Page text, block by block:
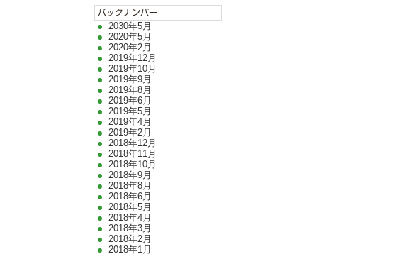
2030年5月
2020年5月
2020年2月
2019年12月
2019年10月
2019年9月
2019年8月
2019年6月
2019年5月
2019年4月
2019年2月
2018年12月
2018年11月
2018年10月
2018年9月
2018年8月
2018年6月
2018年5月
2018年4月
2018年3月
2018年2月
2018年1月